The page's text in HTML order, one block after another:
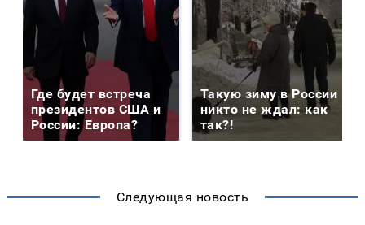
Где будет встреча
президентов США и
России: Европа?
Такую зиму в России
никто не ждал: как
так?!
Следующая новость